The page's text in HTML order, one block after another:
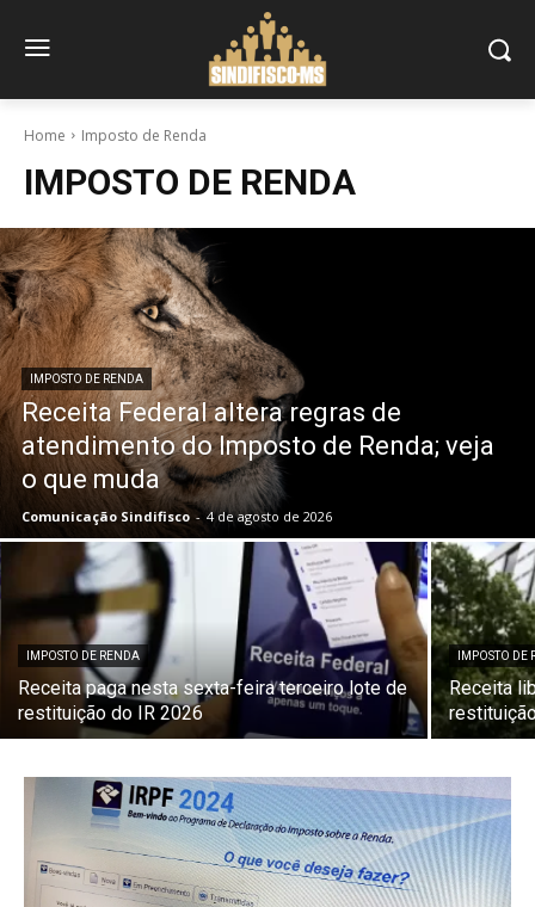
Home Imposto de Renda
IMPOSTO DE RENDA
IMPOSTO DE RENDA
Receita Federal altera regras de
atendimento do Imposto de Renda; veja
o que muda
Comunicação Sindifisco - 4 de agosto de 2026
IMPOSTO DE RENDA
Receita paga nesta sexta-feira terceiro lote de
restituição do IR 2026
IMPOSTO DE
Receita